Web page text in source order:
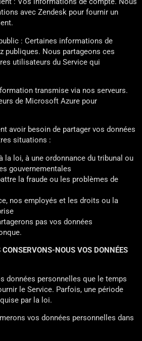
avec Zendesk pour fournir un
: Certaines informations de
publiques. Nous partageons ces
utilisateurs du Service qui
transmise via nos serveurs.
de Microsoft Azure pour
avoir besoin de partager vos données
situations :
la loi, à une ordonnance du tribunal ou
gouvernementales
la fraude ou les problèmes de
nos employés et les droits ou la
pas vos données
NOUS VOS DONNÉES
données personnelles que le temps
le Service. Parfois, une période
par la loi.
vos données personnelles dans